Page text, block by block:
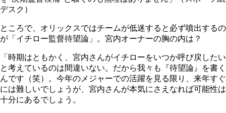
デスク）
ところで、オリックスではチームが低迷すると必ず噴出するの
が「イチロー監督待望論」。宮内オーナーの胸の内は？
「時期はともかく、宮内さんがイチローをいつか呼び戻したい
と考えているのは間違いない。だから我々も『待望論』を書く
んです（笑）。今年のメジャーでの活躍を見る限り、来年すぐ
には難しいでしょうが、宮内さんが本気にさえなれば可能性は
十分にあるでしょう。